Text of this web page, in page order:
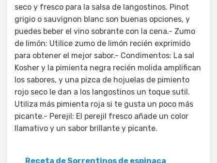
seco y fresco para la salsa de langostinos. Pinot
grigio o sauvignon blanc son buenas opciones, y
puedes beber el vino sobrante con la cena.- Zumo
de limón: Utilice zumo de limón recién exprimido
para obtener el mejor sabor.- Condimentos: La sal
Kosher y la pimienta negra recién molida amplifican
los sabores, y una pizca de hojuelas de pimiento
rojo seco le dan a los langostinos un toque sutil.
Utiliza más pimienta roja si te gusta un poco más
picante.- Perejil: El perejil fresco añade un color
llamativo y un sabor brillante y picante.
Receta de Sorrentinos de espinaca